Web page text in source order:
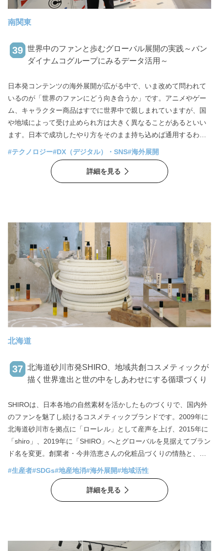
南関東
39 世界中のファンと歩むグローバル展開の実践～バン
ダイナムコグループにみるデータ活用～
日本発コンテンツの海外展開が広がる中で、いま改めて問われて
いるのが「世界のファンにどう向き合うか」です。アニメやゲー
ム、キャラクター商品はすでに世界中で親しまれていますが、国
や地域によって受け止められ方は大きく異なることがあるといい
ます。日本で成功したやり方をそのまま持ち込めば通用するわけ
ではありません。では、世界市場をどう捉え、ファンとの関係を
どう築いていけばよいのでしょうか。 日本を代表するIPコンテン
ツをグローバルに展開企業するバンダイナムコグループの株式会
社バンダイ執行役員の手塚晃司氏に、データ活用、海外展開、フ
#テクノロジー#DX（デジタル）・SNS#海外展開
詳細を見る
北海道
37 北海道砂川市発SHIRO、地域共創コスメティックが
描く世界進出と世の中をしあわせにする循環づくり
SHIROは、日本各地の自然素材を活かしたものづくりで、国内外
のファンを魅了し続けるコスメティックブランドです。2009年に
北海道砂川市を拠点に「ローレル」として産声を上げ、2015年に
「shiro」、2019年に「SHIRO」へとグローバルを見据えてブラン
ド名を変更。創業者・今井浩恵さんの化粧品づくりの情熱と、リ
クルート出身で2014年に入社した代表取締役社長・福永敬弘さん
のマネジメントという絶妙の両輪でイギリス、台湾、韓国への展
開を経て、今、彼らが見据えるのは、ブランドの本質を伝える地
域共創とローカライズによるグローバル化です。
#生産者#SDGs#地産地消#海外展開#地域活性
詳細を見る